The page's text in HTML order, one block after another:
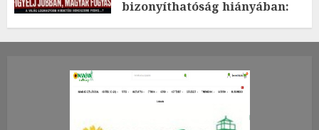
bizonyíthatóság hiányában:
2026.JÚLIUS.23. CSÜTÖRTÖK.
0